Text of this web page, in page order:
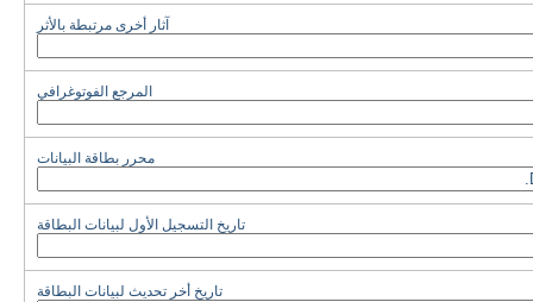
آثار أخرى مرتبطة بالأثر
المرجع الفوتوغرافي
محرر بطاقة البيانات
تاريخ التسجيل الأول لبيانات البطاقة
تاريخ أخر تحديث لبيانات البطاقة